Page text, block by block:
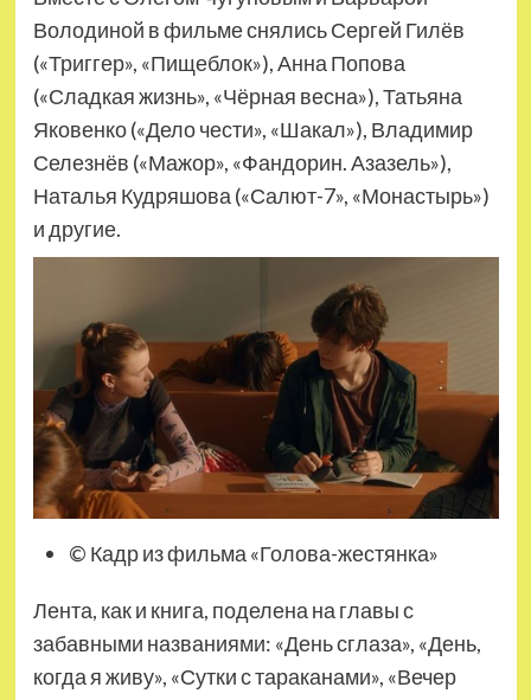
Володиной в фильме снялись Сергей Гилёв
(«Триггер», «Пищеблок»), Анна Попова
(«Сладкая жизнь», «Чёрная весна»), Татьяна
Яковенко («Дело чести», «Шакал»), Владимир
Селезнёв («Мажор», «Фандорин. Азазель»),
Наталья Кудряшова («Салют-7», «Монастырь»)
и другие.
© Кадр из фильма «Голова-жестянка»
Лента, как и книга, поделена на главы с
забавными названиями: «День сглаза», «День,
когда я живу», «Сутки с тараканами», «Вечер